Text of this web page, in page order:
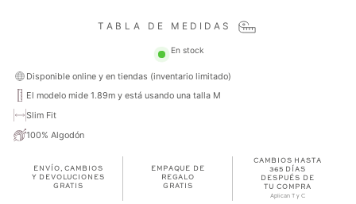
TABLA DE MEDIDAS
En stock
Disponible online y en tiendas (inventario limitado)
El modelo mide 1.89m y está usando una talla M
Slim Fit
100% Algodón
ENVÍO, CAMBIOS
Y DEVOLUCIONES
GRATIS
EMPAQUE DE
REGALO
GRATIS
CAMBIOS HASTA
365 DÍAS
DESPUÉS DE
TU COMPRA
Aplican T y C